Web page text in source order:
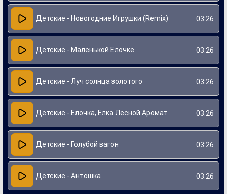
Детские - Новогодние Игрушки (Remix) 03:26
Детские - Маленькой Елочке 03:26
Детские - Луч солнца золотого 03:26
Детские - Елочка, Елка Лесной Аромат 03:26
Детские - Голубой вагон 03:26
Детские - Антошка 03:26